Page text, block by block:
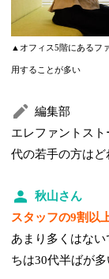
▲オフィス5階にあるフ
用することが多い
編集部
エレファントス
代の若手の方はど
秋山さん
スタッフの9割以
あまり多くはな
ちは30代半ばが多